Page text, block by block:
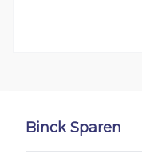
Binck Sparen